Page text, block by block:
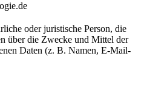
oder juristische Person, die
über die Zwecke und Mittel der
Daten (z. B. Namen, E-Mail-